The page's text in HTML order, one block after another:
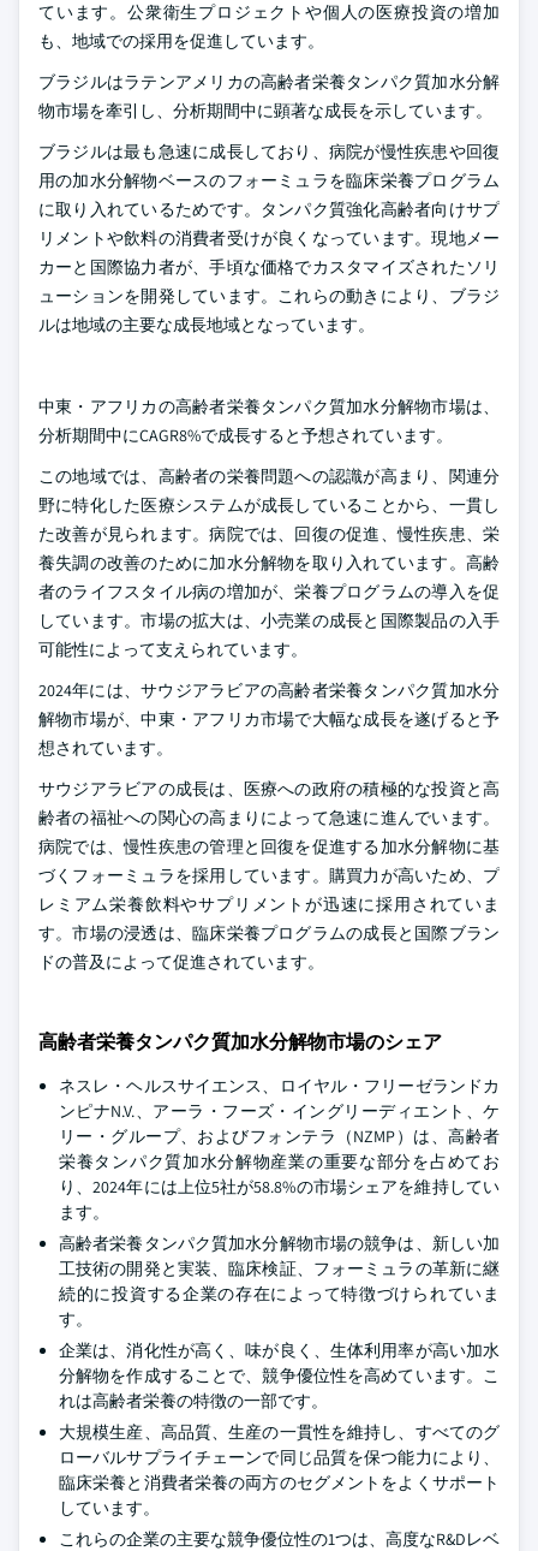
ています。公衆衛生プロジェクトや個人の医療投資の増加
も、地域での採用を促進しています。
ブラジルはラテンアメリカの高齢者栄養タンパク質加水分解
物市場を牽引し、分析期間中に顕著な成長を示しています。
ブラジルは最も急速に成長しており、病院が慢性疾患や回復
用の加水分解物ベースのフォーミュラを臨床栄養プログラム
に取り入れているためです。タンパク質強化高齢者向けサプ
リメントや飲料の消費者受けが良くなっています。現地メー
カーと国際協力者が、手頃な価格でカスタマイズされたソリ
ューションを開発しています。これらの動きにより、ブラジ
ルは地域の主要な成長地域となっています。
中東・アフリカの高齢者栄養タンパク質加水分解物市場は、
分析期間中にCAGR8%で成長すると予想されています。
この地域では、高齢者の栄養問題への認識が高まり、関連分
野に特化した医療システムが成長していることから、一貫し
た改善が見られます。病院では、回復の促進、慢性疾患、栄
養失調の改善のために加水分解物を取り入れています。高齢
者のライフスタイル病の増加が、栄養プログラムの導入を促
しています。市場の拡大は、小売業の成長と国際製品の入手
可能性によって支えられています。
2024年には、サウジアラビアの高齢者栄養タンパク質加水分
解物市場が、中東・アフリカ市場で大幅な成長を遂げると予
想されています。
サウジアラビアの成長は、医療への政府の積極的な投資と高
齢者の福祉への関心の高まりによって急速に進んでいます。
病院では、慢性疾患の管理と回復を促進する加水分解物に基
づくフォーミュラを採用しています。購買力が高いため、プ
レミアム栄養飲料やサプリメントが迅速に採用されていま
す。市場の浸透は、臨床栄養プログラムの成長と国際ブラン
ドの普及によって促進されています。
高齢者栄養タンパク質加水分解物市場のシェア
ネスレ・ヘルスサイエンス、ロイヤル・フリーゼランドカ
ンピナN.V.、アーラ・フーズ・イングリーディエント、ケ
リー・グループ、およびフォンテラ（NZMP）は、高齢者
栄養タンパク質加水分解物産業の重要な部分を占めてお
り、2024年には上位5社が58.8%の市場シェアを維持してい
ます。
高齢者栄養タンパク質加水分解物市場の競争は、新しい加
工技術の開発と実装、臨床検証、フォーミュラの革新に継
続的に投資する企業の存在によって特徴づけられていま
す。
企業は、消化性が高く、味が良く、生体利用率が高い加水
分解物を作成することで、競争優位性を高めています。こ
れは高齢者栄養の特徴の一部です。
大規模生産、高品質、生産の一貫性を維持し、すべてのグ
ローバルサプライチェーンで同じ品質を保つ能力により、
臨床栄養と消費者栄養の両方のセグメントをよくサポート
しています。
これらの企業の主要な競争優位性の1つは、高度なR&Dレベ